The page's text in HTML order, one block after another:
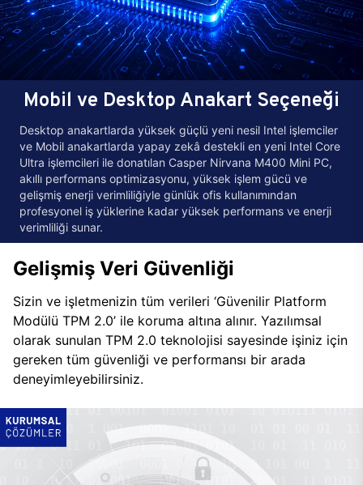
Mobil ve Desktop Anakart Seçeneği
Desktop anakartlarda yüksek güçlü yeni nesil Intel işlemciler
ve Mobil anakartlarda yapay zekâ destekli en yeni Intel Core
Ultra işlemcileri ile donatılan Casper Nirvana M400 Mini PC,
akıllı performans optimizasyonu, yüksek işlem gücü ve
gelişmiş enerji verimliliğiyle günlük ofis kullanımından
profesyonel iş yüklerine kadar yüksek performans ve enerji
verimliliği sunar.
Gelişmiş Veri Güvenliği
Sizin ve işletmenizin tüm verileri ‘Güvenilir Platform
Modülü TPM 2.0’ ile koruma altına alınır. Yazılımsal
olarak sunulan TPM 2.0 teknolojisi sayesinde işiniz için
gereken tüm güvenliği ve performansı bir arada
deneyimleyebilirsiniz.